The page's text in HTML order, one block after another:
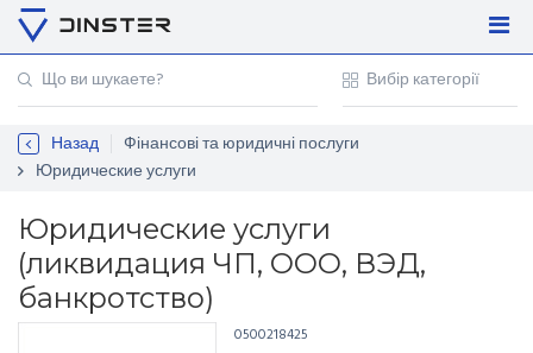
Регістрація
Контакти
Назад
Фінансові та юридичні послуги
Юридические услуги
Юридические услуги
(ликвидация ЧП, ООО, ВЭД,
банкротство)
0500218425